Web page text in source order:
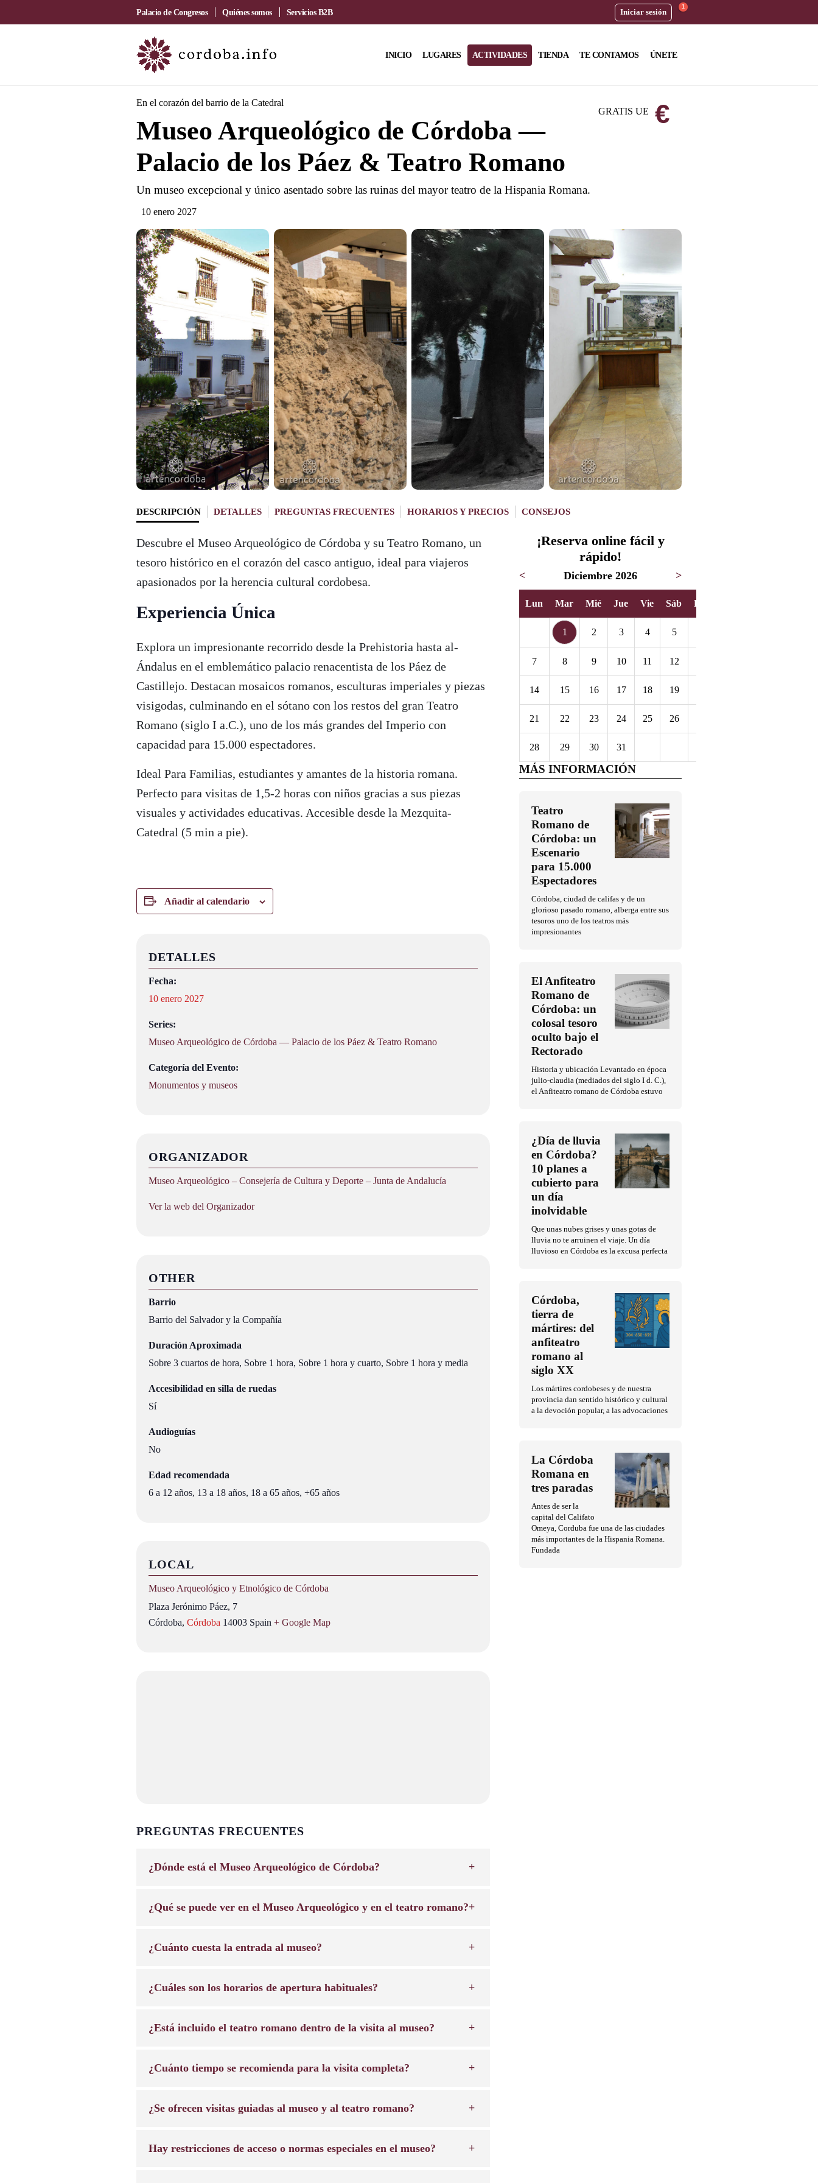
Palacio de Congresos Quiénes somos Servicios B2B Iniciar sesión
1
INICIO LUGARES ACTIVIDADES TIENDA TE CONTAMOS ÚNETE
En el corazón del barrio de la Catedral
Museo Arqueológico de Córdoba —
Palacio de los Páez & Teatro Romano
Un museo excepcional y único asentado sobre las ruinas del mayor teatro de la Hispania Romana.
GRATIS UE €
10 enero 2027
DESCRIPCIÓN DETALLES PREGUNTAS FRECUENTES HORARIOS Y PRECIOS CONSEJOS
Descubre el Museo Arqueológico de Córdoba y su Teatro Romano, un
tesoro histórico en el corazón del casco antiguo, ideal para viajeros
apasionados por la herencia cultural cordobesa.
Experiencia Única
Explora un impresionante recorrido desde la Prehistoria hasta al-
Ándalus en el emblemático palacio renacentista de los Páez de
Castillejo. Destacan mosaicos romanos, esculturas imperiales y piezas
visigodas, culminando en el sótano con los restos del gran Teatro
Romano (siglo I a.C.), uno de los más grandes del Imperio con
capacidad para 15.000 espectadores.
Ideal Para Familias, estudiantes y amantes de la historia romana.
Perfecto para visitas de 1,5-2 horas con niños gracias a sus piezas
visuales y actividades educativas. Accesible desde la Mezquita-
Catedral (5 min a pie).
Añadir al calendario
DETALLES
Fecha:
10 enero 2027
Series:
Museo Arqueológico de Córdoba — Palacio de los Páez & Teatro Romano
Categoría del Evento:
Monumentos y museos
ORGANIZADOR
Museo Arqueológico – Consejería de Cultura y Deporte – Junta de Andalucía
Ver la web del Organizador
OTHER
Barrio
Barrio del Salvador y la Compañía
Duración Aproximada
Sobre 3 cuartos de hora, Sobre 1 hora, Sobre 1 hora y cuarto, Sobre 1 hora y media
Accesibilidad en silla de ruedas
Sí
Audioguías
No
Edad recomendada
6 a 12 años, 13 a 18 años, 18 a 65 años, +65 años
LOCAL
Museo Arqueológico y Etnológico de Córdoba
Plaza Jerónimo Páez, 7
Córdoba, Córdoba 14003 Spain + Google Map
PREGUNTAS FRECUENTES
¿Dónde está el Museo Arqueológico de Córdoba?
¿Qué se puede ver en el Museo Arqueológico y en el teatro romano?
¿Cuánto cuesta la entrada al museo?
¿Cuáles son los horarios de apertura habituales?
¿Está incluido el teatro romano dentro de la visita al museo?
¿Cuánto tiempo se recomienda para la visita completa?
¿Se ofrecen visitas guiadas al museo y al teatro romano?
Hay restricciones de acceso o normas especiales en el museo?
¡Reserva online fácil y
rápido!
< Diciembre 2026 >
Lun Mar Mié Jue Vie Sáb Dom
1 2 3 4 5
7 8 9 10 11 12
14 15 16 17 18 19
21 22 23 24 25 26
28 29 30 31
MÁS INFORMACIÓN
Teatro
Romano de
Córdoba: un
Escenario
para 15.000
Espectadores
Córdoba, ciudad de califas y de un
glorioso pasado romano, alberga entre sus
tesoros uno de los teatros más
impresionantes
El Anfiteatro
Romano de
Córdoba: un
colosal tesoro
oculto bajo el
Rectorado
Historia y ubicación Levantado en época
julio-claudia (mediados del siglo I d. C.),
el Anfiteatro romano de Córdoba estuvo
¿Día de lluvia
en Córdoba?
10 planes a
cubierto para
un día
inolvidable
Que unas nubes grises y unas gotas de
lluvia no te arruinen el viaje. Un día
lluvioso en Córdoba es la excusa perfecta
Córdoba,
tierra de
mártires: del
anfiteatro
romano al
siglo XX
Los mártires cordobeses y de nuestra
provincia dan sentido histórico y cultural
a la devoción popular, a las advocaciones
La Córdoba
Romana en
tres paradas
Antes de ser la
capital del Califato
Omeya, Corduba fue una de las ciudades
más importantes de la Hispania Romana.
Fundada